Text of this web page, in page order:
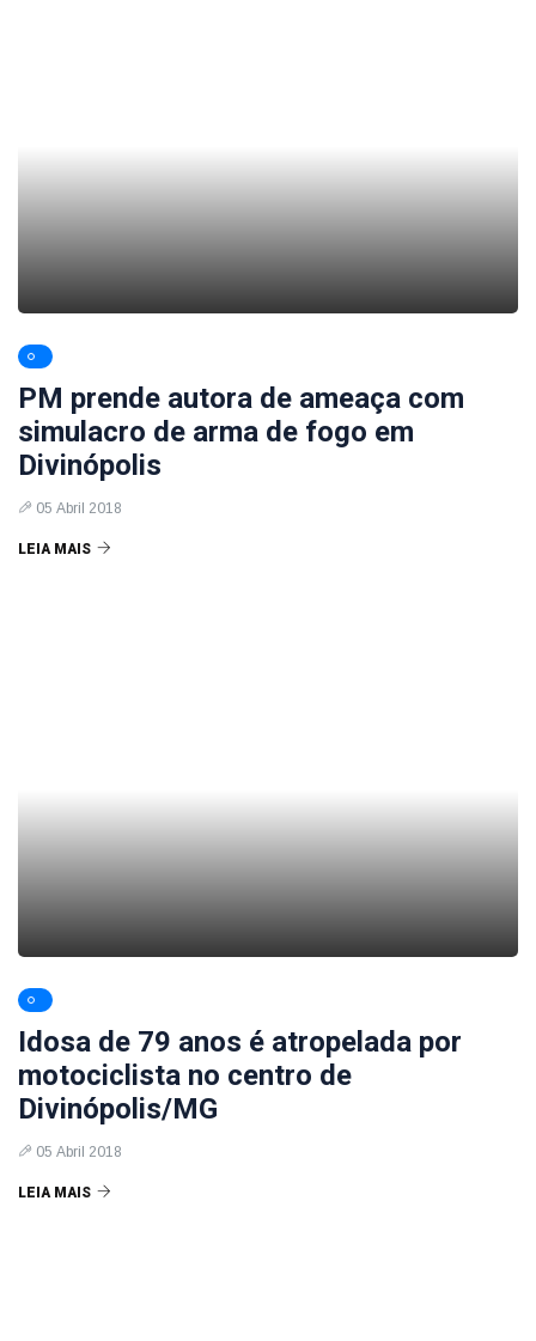
PM prende autora de ameaça com
simulacro de arma de fogo em
Divinópolis
05 Abril 2018
LEIA MAIS
Idosa de 79 anos é atropelada por
motociclista no centro de
Divinópolis/MG
05 Abril 2018
LEIA MAIS